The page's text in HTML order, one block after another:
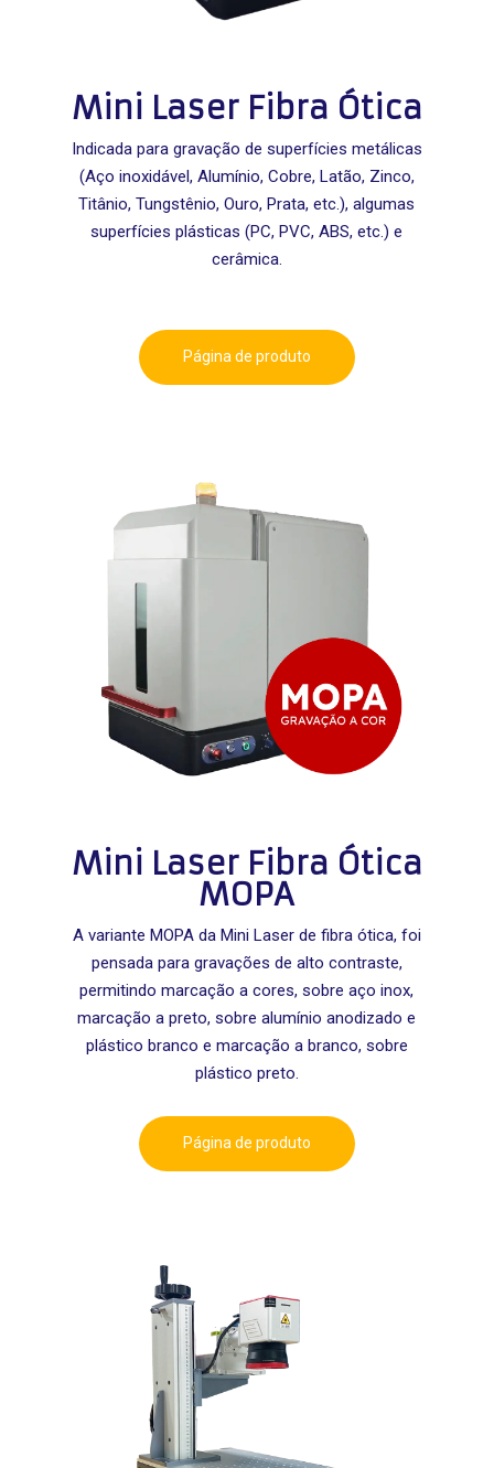
Mini Laser Fibra Ótica
Indicada para gravação de superfícies metálicas
(Aço inoxidável, Alumínio, Cobre, Latão, Zinco,
Titânio, Tungstênio, Ouro, Prata, etc.), algumas
superfícies plásticas (PC, PVC, ABS, etc.) e
cerâmica.
Página de produto
Mini Laser Fibra Ótica
MOPA
A variante MOPA da Mini Laser de fibra ótica, foi
pensada para gravações de alto contraste,
permitindo marcação a cores, sobre aço inox,
marcação a preto, sobre alumínio anodizado e
plástico branco e marcação a branco, sobre
plástico preto.
Página de produto